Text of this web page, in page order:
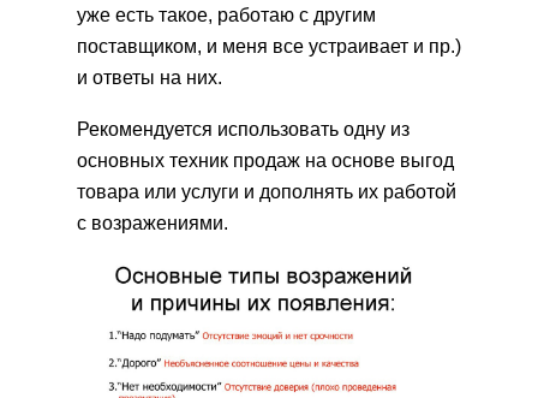
уже есть такое, работаю с другим
поставщиком, и меня все устраивает и пр.)
и ответы на них.
Рекомендуется использовать одну из
основных техник продаж на основе выгод
товара или услуги и дополнять их работой
с возражениями.